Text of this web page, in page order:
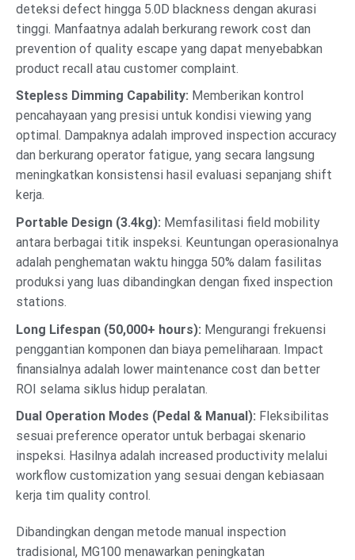
deteksi defect hingga 5.0D blackness dengan akurasi
tinggi. Manfaatnya adalah berkurang rework cost dan
prevention of quality escape yang dapat menyebabkan
product recall atau customer complaint.
Stepless Dimming Capability: Memberikan kontrol
pencahayaan yang presisi untuk kondisi viewing yang
optimal. Dampaknya adalah improved inspection accuracy
dan berkurang operator fatigue, yang secara langsung
meningkatkan konsistensi hasil evaluasi sepanjang shift
kerja.
Portable Design (3.4kg): Memfasilitasi field mobility
antara berbagai titik inspeksi. Keuntungan operasionalnya
adalah penghematan waktu hingga 50% dalam fasilitas
produksi yang luas dibandingkan dengan fixed inspection
stations.
Long Lifespan (50,000+ hours): Mengurangi frekuensi
penggantian komponen dan biaya pemeliharaan. Impact
finansialnya adalah lower maintenance cost dan better
ROI selama siklus hidup peralatan.
Dual Operation Modes (Pedal & Manual): Fleksibilitas
sesuai preference operator untuk berbagai skenario
inspeksi. Hasilnya adalah increased productivity melalui
workflow customization yang sesuai dengan kebiasaan
kerja tim quality control.
Dibandingkan dengan metode manual inspection
tradisional, MG100 menawarkan peningkatan